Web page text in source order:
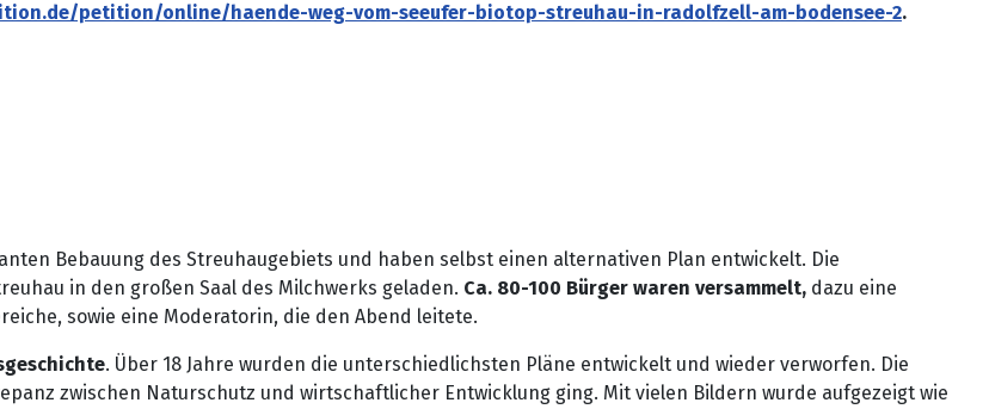
petition/online/haende-weg-vom-seeufer-biotop-streuhau-in-radolfzell-am-bodensee-2.
Bebauung des Streuhaugebiets und haben selbst einen alternativen Plan entwickelt. Die
in den großen Saal des Milchwerks geladen. Ca. 80-100 Bürger waren versammelt, dazu eine
sowie eine Moderatorin, die den Abend leitete.
. Über 18 Jahre wurden die unterschiedlichsten Pläne entwickelt und wieder verworfen. Die
zwischen Naturschutz und wirtschaftlicher Entwicklung ging. Mit vielen Bildern wurde aufgezeigt wie